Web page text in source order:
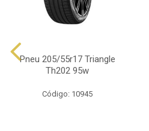
Pneu 205/55r17 Triangle
Th202 95w
Código: 10945